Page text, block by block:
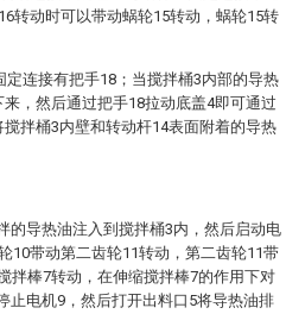
转动时可以带动蜗轮15转动，蜗轮15转
连接有把手18；当搅拌桶3内部的导热
，然后通过把手18拉动底盖4即可通过
拌桶3内壁和转动杆14表面附着的导热
的导热油注入到搅拌桶3内，然后启动电
10带动第二齿轮11转动，第二齿轮11带
拌棒7转动，在伸缩搅拌棒7的作用下对
止电机9，然后打开出料口5将导热油排